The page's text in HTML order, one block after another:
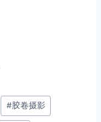
#胶卷摄影